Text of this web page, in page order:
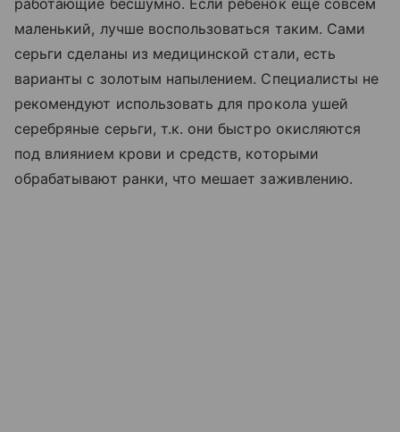
работающие бесшумно. Если ребенок еще совсем
маленький, лучше воспользоваться таким. Сами
серьги сделаны из медицинской стали, есть
варианты с золотым напылением. Специалисты не
рекомендуют использовать для прокола ушей
серебряные серьги, т.к. они быстро окисляются
под влиянием крови и средств, которыми
обрабатывают ранки, что мешает заживлению.